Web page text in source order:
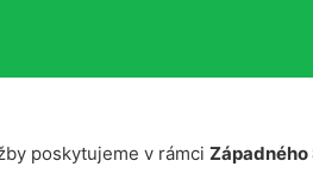
poskytujeme v rámci Západného